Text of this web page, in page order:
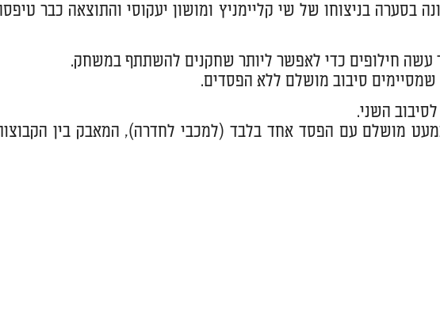
בניצוחו של שי קליימניץ ומושון יעקוסי והתוצאה כבר
עשה חילופים כדי לאפשר ליותר שחקנים להשתתף במשחק.
השני.
מושלם עם הפסד אחד בלבד (למכבי לחדרה), המאבק בין